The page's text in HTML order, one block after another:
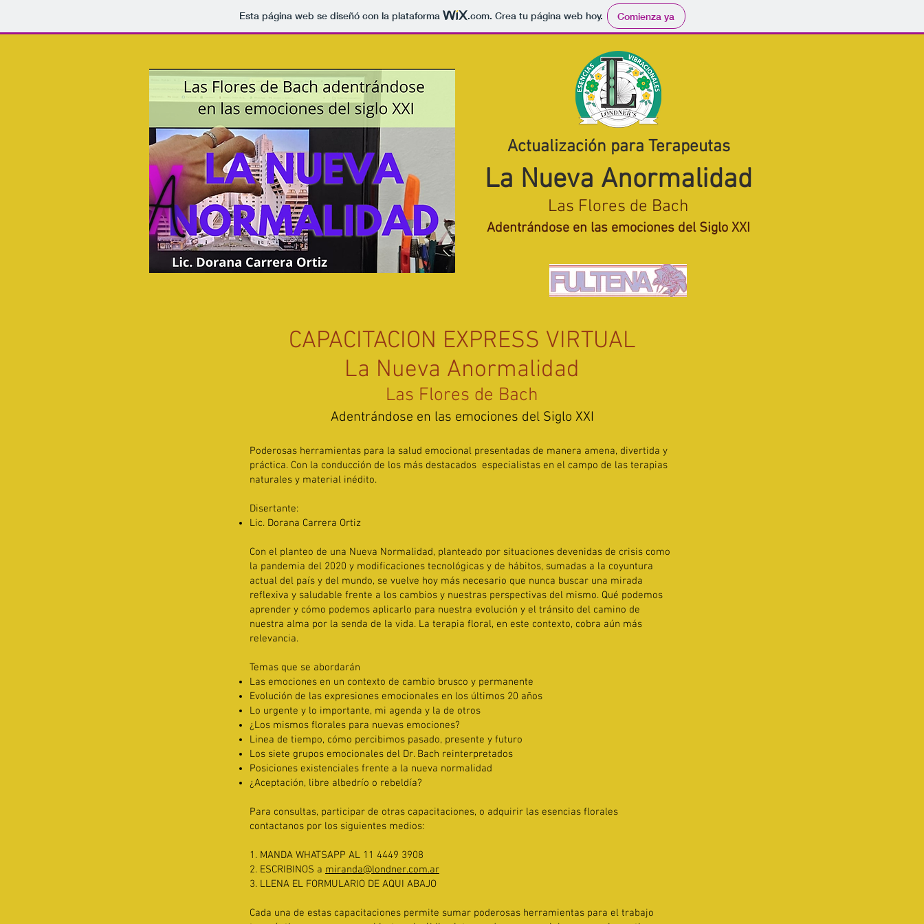
Esta página web se diseñó con la plataforma .com. Crea tu página web hoy. Comienza ya
Actualización para Terapeutas
La Nueva Anormalidad
Las Flores de Bach
Adentrándose en las emociones del Siglo XXI
CAPACITACION EXPRESS VIRTUAL
La Nueva Anormalidad
Las Flores de Bach
Adentrándose en las emociones del Siglo XXI
Poderosas herramientas para la salud emocional presentadas de manera amena, divertida y
práctica. Con la conducción de los más destacados especialistas en el campo de las terapias
naturales y material inédito.
Disertante:
Lic. Dorana Carrera Ortiz
Con el planteo de una Nueva Normalidad, planteado por situaciones devenidas de crisis como
la pandemia del 2020 y modificaciones tecnológicas y de hábitos, sumadas a la coyuntura
actual del país y del mundo, se vuelve hoy más necesario que nunca buscar una mirada
reflexiva y saludable frente a los cambios y nuestras perspectivas del mismo. Qué podemos
aprender y cómo podemos aplicarlo para nuestra evolución y el tránsito del camino de
nuestra alma por la senda de la vida. La terapia floral, en este contexto, cobra aún más
relevancia.
Temas que se abordarán
Las emociones en un contexto de cambio brusco y permanente
Evolución de las expresiones emocionales en los últimos 20 años
Lo urgente y lo importante, mi agenda y la de otros
¿Los mismos florales para nuevas emociones?
Linea de tiempo, cómo percibimos pasado, presente y futuro
Los siete grupos emocionales del Dr. Bach reinterpretados
Posiciones existenciales frente a la nueva normalidad
¿Aceptación, libre albedrío o rebeldía?
Para consultas, participar de otras capacitaciones, o adquirir las esencias florales
contactanos por los siguientes medios:
1. MANDA WHATSAPP AL 11 4449 3908
2. ESCRIBINOS a miranda@londner.com.ar
3. LLENA EL FORMULARIO DE AQUI ABAJO
Cada una de estas capacitaciones permite sumar poderosas herramientas para el trabajo